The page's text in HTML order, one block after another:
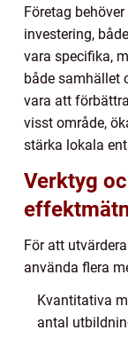
Företag
investering,
vara specifika,
både samhället
vara att
visst område,
stärka lokala
Verktyg
För att
använda flera
Kvantitativa
antal